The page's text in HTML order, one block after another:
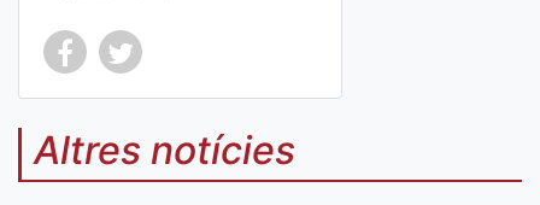
Co
mp
art
Co
mp
art
Altres notícies